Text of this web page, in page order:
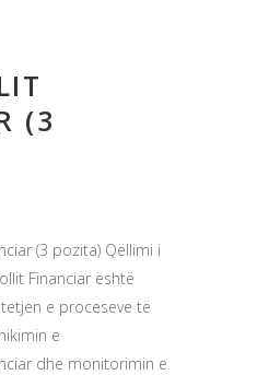
(3
(3 pozita) Qëllimi i
Financiar është
e proceseve të
e
dhe monitorimin e